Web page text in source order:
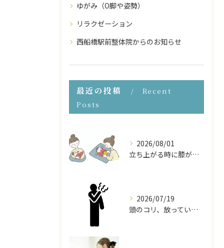
ゆがみ（O脚や姿勢）
リラクゼーション
西船橋駅前整体院からのお知らせ
最近の投稿
Recent
Posts
2026/08/01
立ち上がる時に膝が痛い！産後の膝の痛みの原因と対処法
2026/07/19
頭のコリ、放っていませんか？ドライヘッドスパで頭から体をほぐす